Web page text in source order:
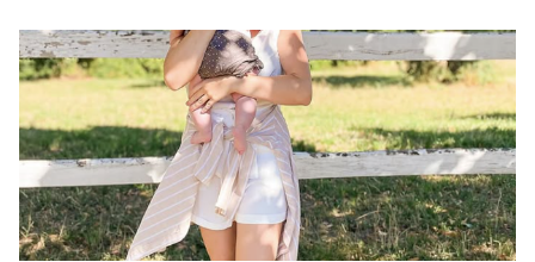
opozarjajo: tudi prijazen in ljubek pes ni vedno pripravljen
na stik z neznancem. Otroci se morajo naučiti, kako se
psu približati na varen način – zase in za žival.